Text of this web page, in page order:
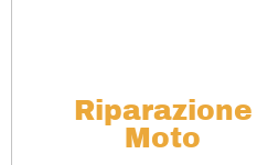
Riparazione
Moto